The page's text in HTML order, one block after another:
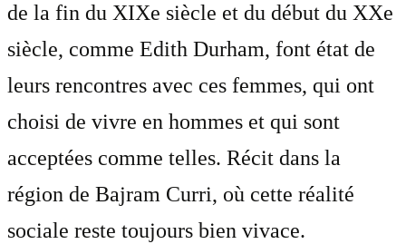
de la fin du XIXe siècle et du début du XXe
siècle, comme Edith Durham, font état de
leurs rencontres avec ces femmes, qui ont
choisi de vivre en hommes et qui sont
acceptées comme telles. Récit dans la
région de Bajram Curri, où cette réalité
sociale reste toujours bien vivace.